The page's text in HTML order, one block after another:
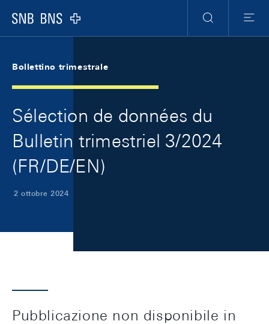
Logo
Ricerca
Menu
Bollettino trimestrale
Sélection de données du
Bulletin trimestriel 3/2024
(FR/DE/EN)
2 ottobre 2024
Pubblicazione non disponibile in